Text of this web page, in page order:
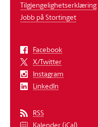
Tilgjengelighetserklæring
Jobb på Stortinget
Facebook
X/Twitter
Instagram
LinkedIn
RSS
Kalender (iCal)